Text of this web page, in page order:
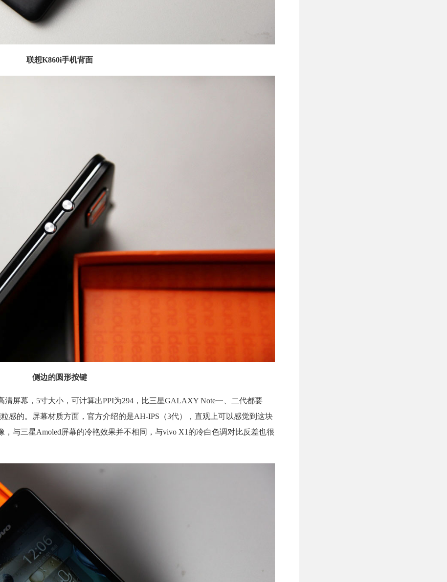
联想K860i手机背面
侧边的圆形按键
清屏幕，5寸大小，可计算出PPI为294，比三星GALAXY Note一、二代都要
感的。屏幕材质方面，官方介绍的是AH-IPS（3代），直观上可以感觉到这块
与三星Amoled屏幕的冷艳效果并不相同，与vivo X1的冷白色调对比反差也很